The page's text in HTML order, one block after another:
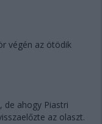
végén az ötödik
de ahogy Piastri
az olaszt.